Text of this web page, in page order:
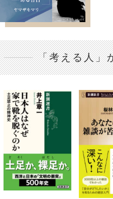
「考える人」